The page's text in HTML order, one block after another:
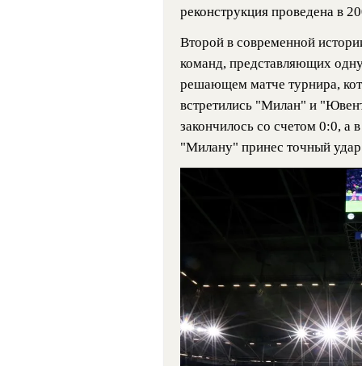
реконструкция проведена в
Второй в современной
команд, представляющих
решающем матче турнира,
встретились "Милан" и
закончилось со счетом 0:0, а
"Милану" принес точный